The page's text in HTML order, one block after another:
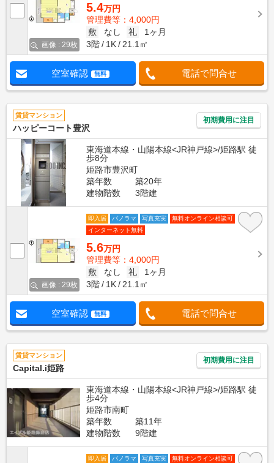
画像 : 29枚
5.4万円
管理費等：4,000円
敷
なし 礼
1ヶ月
3階
1K 21.1㎡
空室確認 無料 電話で問合せ
賃貸マンション
ハッピーコート豊沢
初期費用に注目
東海道本線・山陽本線<JR神戸線>/姫路駅 徒
歩8分
姫路市豊沢町
築年数
築20年
建物階数
3階建
画像 : 29枚
即入居 パノラマ 写真充実
無料オンライン相談可
インターネット無料
5.6万円
管理費等：4,000円
敷
なし 礼
1ヶ月
3階
1K 21.1㎡
空室確認 無料 電話で問合せ
賃貸マンション
Capital.i姫路
初期費用に注目
東海道本線・山陽本線<JR神戸線>/姫路駅 徒
歩4分
姫路市南町
築年数
築11年
建物階数
9階建
即入居 パノラマ 写真充実 無料オンライン相談可